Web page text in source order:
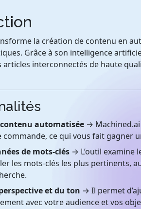
la création de contenu en
Grâce à son intelligence
articles interconnectés de haute
automatisée →
commande, ce qui vous fait gagner
de mots-clés → L’outil examine
les mots-clés les plus pertinents,
et du ton → Il permet
avec votre audience et vos